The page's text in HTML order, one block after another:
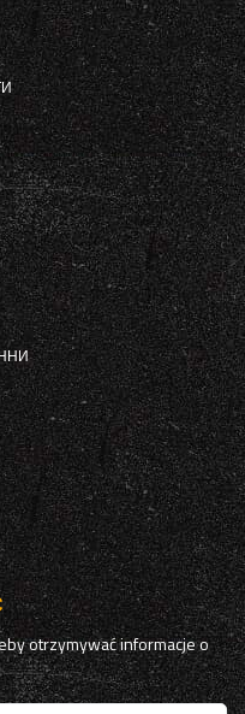
otrzymywać informacje o